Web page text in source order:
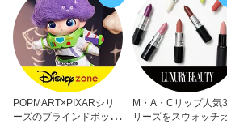
POPMART×PIXARシリ
ーズのブラインドボック
M・A・Cリップ人気
リーズをスウォッチ